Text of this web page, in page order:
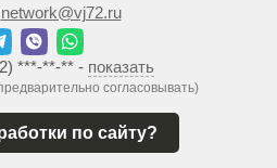
network@vj72.ru
***-**-**-показать
по сайту?